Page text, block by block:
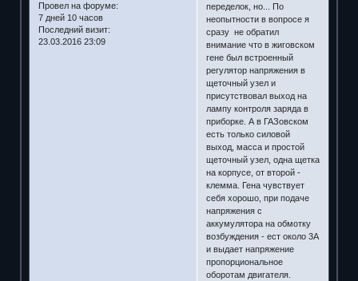
Провел на форуме:
7 дней 10 часов
Последний визит:
23.03.2016 23:09
переделок, но... По
неопытности в вопросе я
сразу не обратил
внимание что в жиговском
гене был встроенный
регулятор напряжения в
щеточный узел и
присутствовал выход на
лампу контроля заряда в
приборке. А в ГАЗовском
есть только силовой
выход, масса и простой
щеточный узел, одна щетка
на корпусе, от второй -
клемма. Гена чувствует
себя хорошо, при подаче
напряжения с
аккумулятора на обмотку
возбуждения - ест около 3А
и выдает напряжение
пропорциональное
оборотам двигателя.